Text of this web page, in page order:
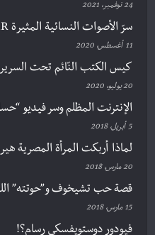
24 نوفمبر، 2021
سرّ الأصوات النسائية المثيرة ASMR
11 أغسطس، 2020
كيس الكتب النّائم تحت السرير
20 يوليو، 2020
الإنترنت المظلم وسر فيديو
5 أبريل، 2018
لماذا أربكت المرأة المصرية
20 مارس، 2018
قصة حب تشيخوف و”حوتته”
15 مارس، 2018
فيودور دوستويفسكي رسام؟!